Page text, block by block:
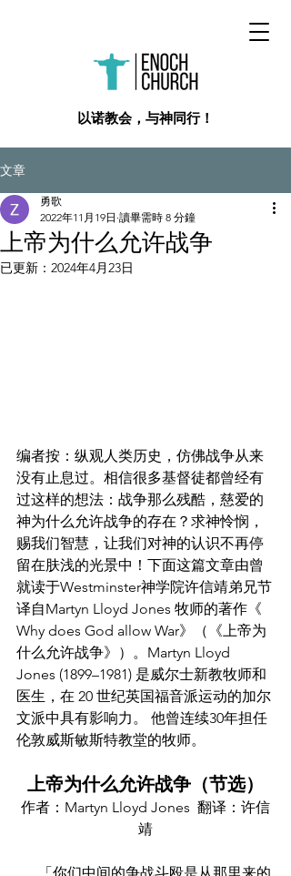
​以诺教会，与神同行！
文章
上帝为什么允许战争
勇歌
2022年11月19日 讀畢需時 8 分鐘
已更新： 2024年4月23日
编者按：纵观人类历史，仿佛战争从来
没有止息过。相信很多基督徒都曾经有
过这样的想法：战争那么残酷，慈爱的
神为什么允许战争的存在？求神怜悯，
赐我们智慧，让我们对神的认识不再停
留在肤浅的光景中！下面这篇文章由曾
就读于Westminster神学院许信靖弟兄节
译自Martyn Lloyd Jones 牧师的著作《
Why does God allow War》（《上帝为
什么允许战争》）。Martyn Lloyd
Jones (1899–1981) 是威尔士新教牧师和
医生，在 20 世纪英国福音派运动的加尔
文派中具有影响力。 他曾连续30年担任
伦敦威斯敏斯特教堂的牧师。
上帝为什么允许战争（节选）
作者：Martyn Lloyd Jones  翻译：许信
靖